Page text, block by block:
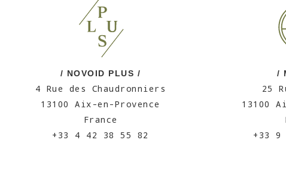
/ NOVOID PLUS /
4 Rue des Chaudronniers
13100 Aix-en-Provence
France
+33 4 42 38 55 82
/
25
13100
+33 9